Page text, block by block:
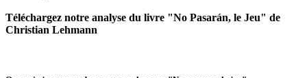
Téléchargez notre analyse du livre "No Pasarán, le Jeu" de
Christian Lehmann